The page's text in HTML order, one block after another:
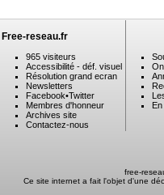
Free-reseau.fr
965 visiteurs
Accessibilité - déf. visuel
Résolution grand ecran
Newsletters
Facebook•Twitter
Membres d'honneur
Archives site
Contactez-nous
free-
Ce site internet a fait l'objet d'une